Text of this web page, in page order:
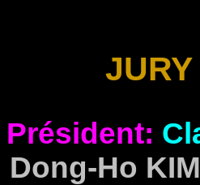
Président:
Dong-Ho